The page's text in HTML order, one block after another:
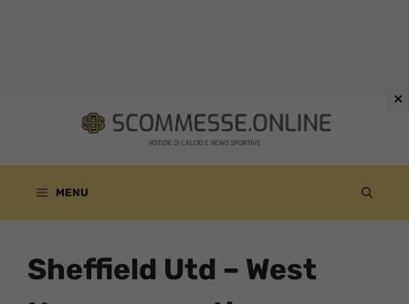
contenuto
MENU
Sheffield Utd – West